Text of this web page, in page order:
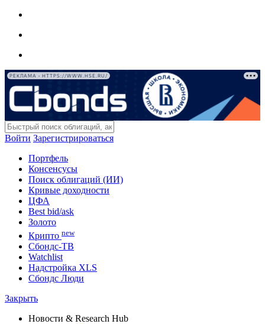
РЕКЛАМА • HTTPS://WWW.HSE.RU/
Войти Зарегистрироваться
Портфель
Консенсусы
Поиск облигаций (ИИ)
Кривые доходности
ЦФА
Best bid/ask
Золото
Крипто new
Сбондс-ТВ
Watchlist
Надстройка XLS
Сбондс Люди
Закрыть
Новости & Research Hub